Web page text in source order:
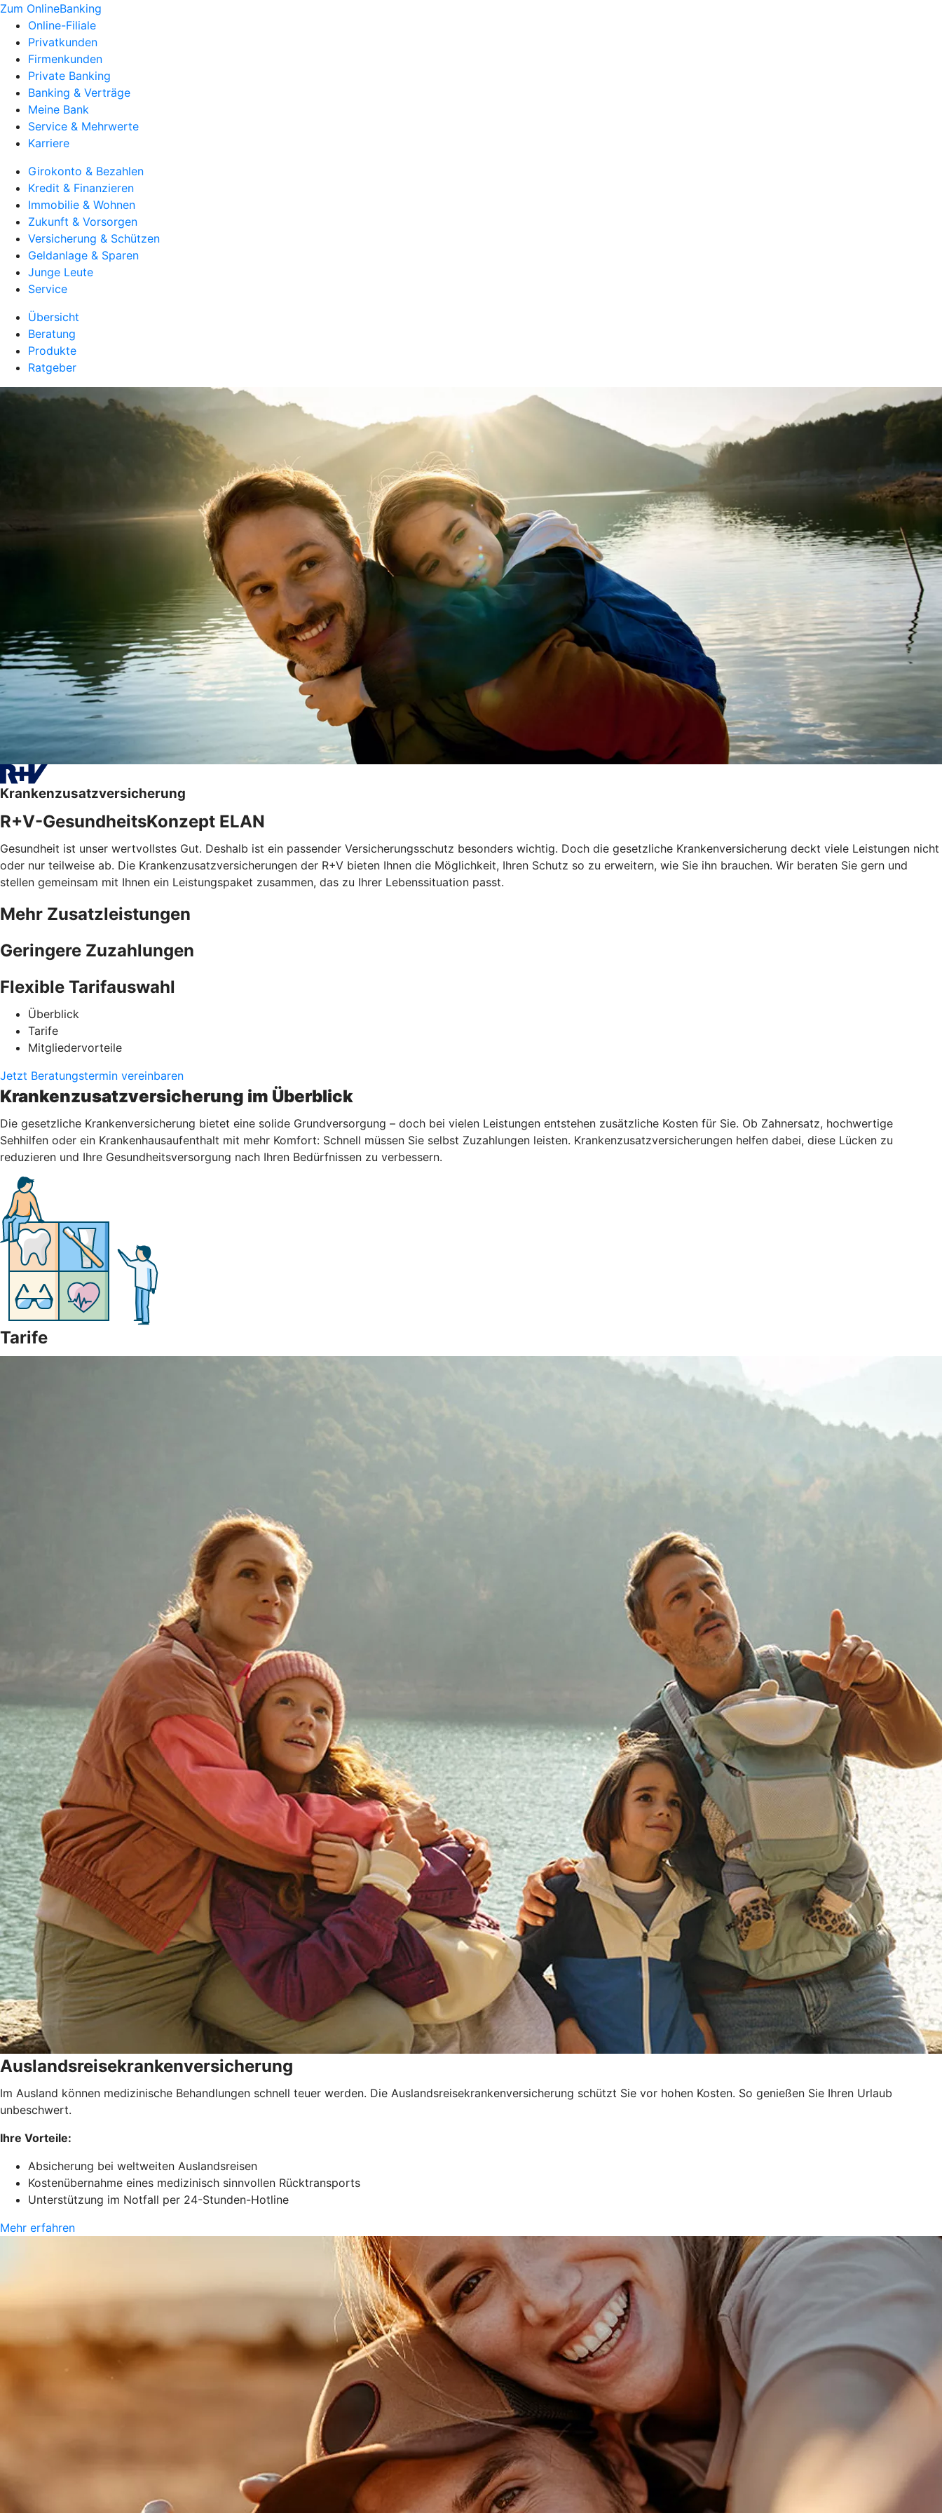
Zum OnlineBanking
Online-Filiale
Privatkunden
Firmenkunden
Private Banking
Banking & Verträge
Meine Bank
Service & Mehrwerte
Karriere
Girokonto & Bezahlen
Kredit & Finanzieren
Immobilie & Wohnen
Zukunft & Vorsorgen
Versicherung & Schützen
Geldanlage & Sparen
Junge Leute
Service
Übersicht
Beratung
Produkte
Ratgeber
Krankenzusatzversicherung
R+V-GesundheitsKonzept ELAN
Gesundheit ist unser wertvollstes Gut. Deshalb ist ein passender Versicherungsschutz besonders wichtig. Doch die gesetzliche Krankenversicherung deckt viele Leistungen nicht
oder nur teilweise ab. Die Krankenzusatzversicherungen der R+V bieten Ihnen die Möglichkeit, Ihren Schutz so zu erweitern, wie Sie ihn brauchen. Wir beraten Sie gern und
stellen gemeinsam mit Ihnen ein Leistungspaket zusammen, das zu Ihrer Lebenssituation passt.
Mehr Zusatzleistungen
Geringere Zuzahlungen
Flexible Tarifauswahl
Überblick
Tarife
Mitgliedervorteile
Jetzt Beratungstermin vereinbaren
Krankenzusatzversicherung im Überblick
Die gesetzliche Krankenversicherung bietet eine solide Grundversorgung – doch bei vielen Leistungen entstehen zusätzliche Kosten für Sie. Ob Zahnersatz, hochwertige
Sehhilfen oder ein Krankenhausaufenthalt mit mehr Komfort: Schnell müssen Sie selbst Zuzahlungen leisten. Krankenzusatzversicherungen helfen dabei, diese Lücken zu
reduzieren und Ihre Gesundheitsversorgung nach Ihren Bedürfnissen zu verbessern.
Tarife
Auslandsreisekrankenversicherung
Im Ausland können medizinische Behandlungen schnell teuer werden. Die Auslandsreisekrankenversicherung schützt Sie vor hohen Kosten. So genießen Sie Ihren Urlaub
unbeschwert.
Ihre Vorteile:
Absicherung bei weltweiten Auslandsreisen
Kostenübernahme eines medizinisch sinnvollen Rücktransports
Unterstützung im Notfall per 24-Stunden-Hotline
Mehr erfahren